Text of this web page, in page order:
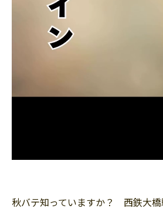
秋バテ知っていますか？ 西鉄大